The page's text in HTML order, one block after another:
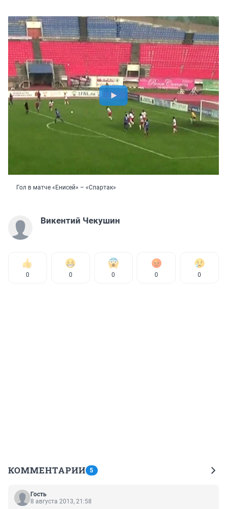
Гол в матче «Енисей» – «Спартак»
Викентий Чекушин
0 0 0 0 0
КОММЕНТАРИИ 5
Гость
8 августа 2013, 21:58